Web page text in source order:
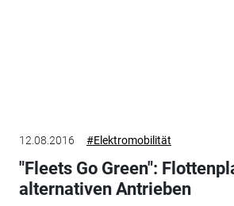
12.08.2016 #Elektromobilität
"Fleets Go Green":
alternativen Antrieben